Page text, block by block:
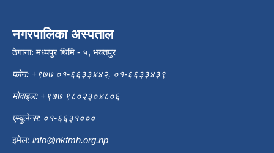
नगरपालिका अस्पताल
ठेगाना: मध्यपुर थिमि - ५, भक्तपुर
फोन: +९७७ ०१-६६३३४४२, ०१-६६३३४३९
मोवाइल: +९७७ ९८०२३०४८०६
एम्बुलेन्स: ०१-६६३१०००
इमेल: info@nkfmh.org.np